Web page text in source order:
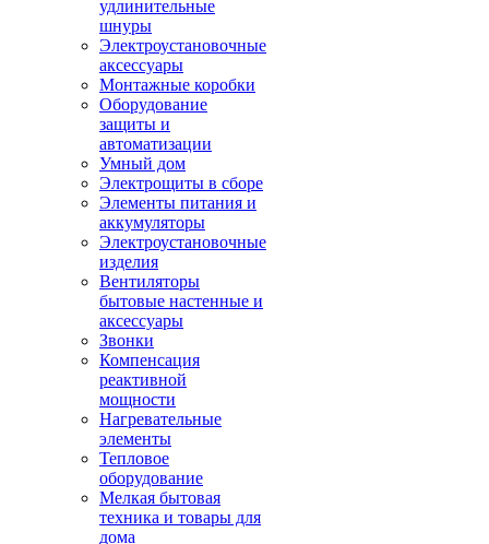
удлинительные
шнуры
Электроустановочные
аксессуары
Монтажные коробки
Оборудование
защиты и
автоматизации
Умный дом
Электрощиты в сборе
Элементы питания и
аккумуляторы
Электроустановочные
изделия
Вентиляторы
бытовые настенные и
аксессуары
Звонки
Компенсация
реактивной
мощности
Нагревательные
элементы
Тепловое
оборудование
Мелкая бытовая
техника и товары для
дома